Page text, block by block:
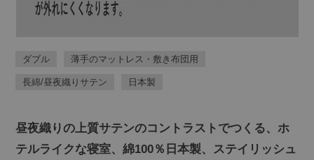
ダブル 薄手のマットレス・敷き布団用
長綿/昼夜織りサテン 日本製
昼夜織りの上質サテンのコントラストでつくる、ホ
テルライクな寝室、綿100％日本製、ステイリッシュ